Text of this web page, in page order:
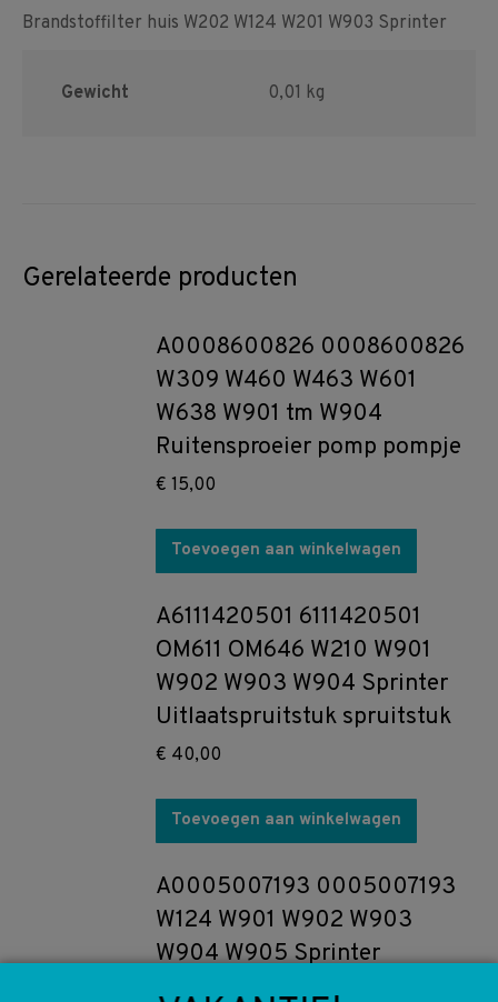
Brandstoffilter huis W202 W124 W201 W903 Sprinter
Gewicht 0,01 kg
Gerelateerde producten
A0008600826 0008600826
W309 W460 W463 W601
W638 W901 tm W904
Ruitensproeier pomp pompje
€ 15,00
Toevoegen aan winkelwagen
A6111420501 6111420501
OM611 OM646 W210 W901
W902 W903 W904 Sprinter
Uitlaatspruitstuk spruitstuk
€ 40,00
Toevoegen aan winkelwagen
A0005007193 0005007193
W124 W901 W902 W903
W904 W905 Sprinter